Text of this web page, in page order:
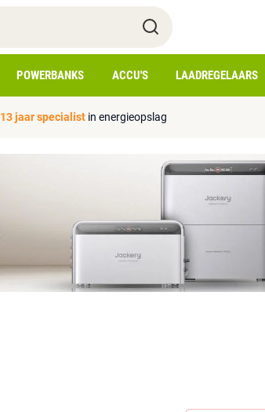
POWERBANKS ACCU'S LAADREGELAARS
13 jaar specialist in energieopslag